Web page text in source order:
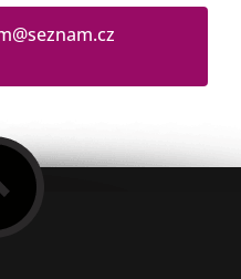
seznam.cz